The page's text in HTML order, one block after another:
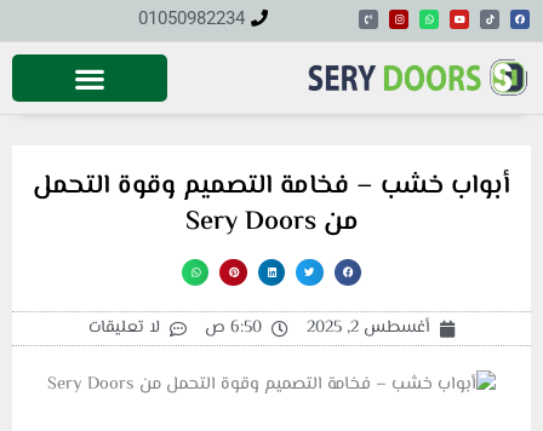
تخطي
إلى
المحتوى
F
a
c
e
o
k
T
k
t
k
Y
o
u
t
e
W
h
a
t
a
p
p
I
n
s
t
r
a
m
P
h
o
n
-
v
01050982234
أبواب خشب – فخامة التصميم وقوة التحمل
من Sery Doors
أغسطس 2, 2025 6:50 ص لا تعليقات